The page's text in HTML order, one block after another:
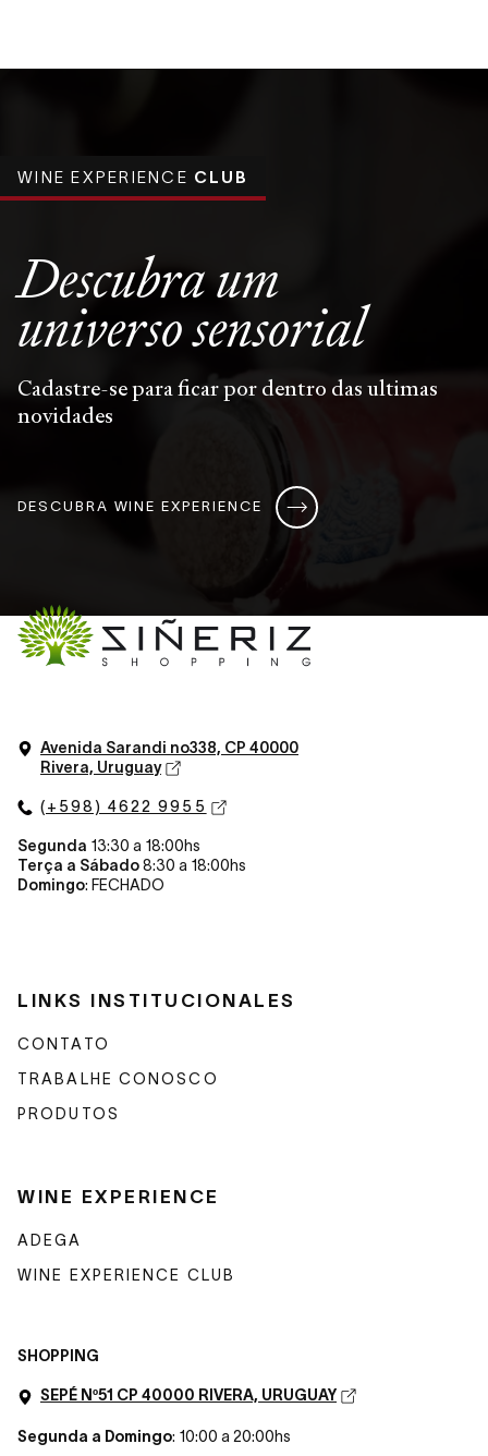
WINE EXPERIENCE CLUB
Descubra um
universosensorial
Cadastre-se para ficar por dentro das ultimas
novidades
DESCUBRA WINE EXPERIENCE
Avenida Sarandi no338, CP 40000
Rivera, Uruguay
(+598) 4622 9955
Segunda 13:30 a 18:00hs
Terça a Sábado8:30 a 18:00hs
Domingo: FECHADO
LINKS INSTITUCIONALES
CONTATO
TRABALHE CONOSCO
PRODUTOS
WINE EXPERIENCE
ADEGA
WINE EXPERIENCE CLUB
SHOPPING
SEPÉ Nº51 CP 40000 RIVERA, URUGUAY
Segunda a Domingo: 10:00 a 20:00hs